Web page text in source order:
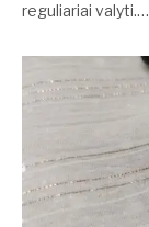
reguliariai valyti.…